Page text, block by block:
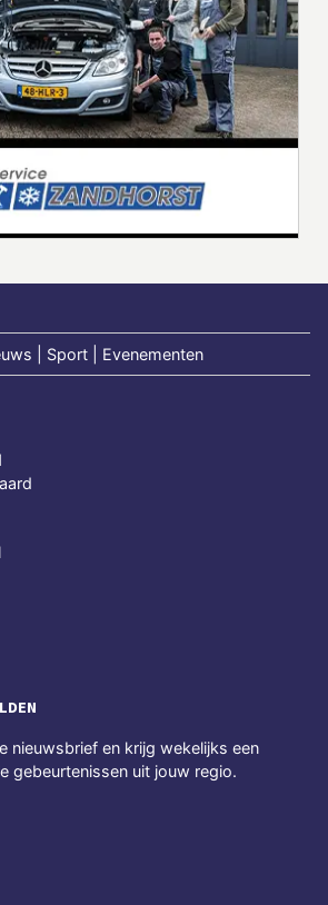
| Sport | Evenementen
nieuwsbrief en krijg wekelijks een
gebeurtenissen uit jouw regio.